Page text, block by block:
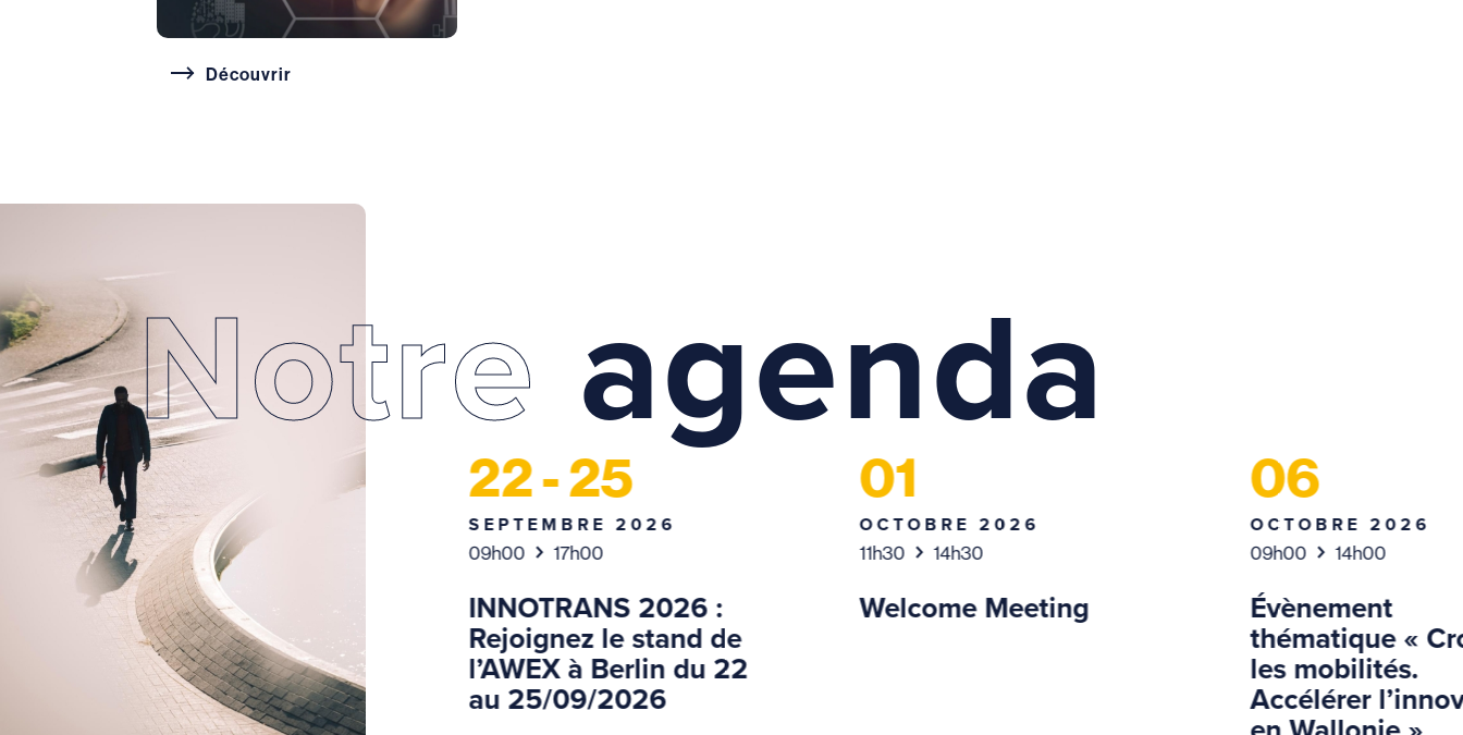
Découvrir
Notre agenda
15
SEPTEMBRE 2026
09h00 14h00
Construisons
ensemble les
prochaines priorités de
Logistics in Wallonia
22 - 25
SEPTEMBRE 2026
09h00 17h00
INNOTRANS 2026 :
Rejoignez le stand de
l’AWEX à Berlin du 22
au 25/09/2026
01
OCTOBRE 2026
11h30 14h30
Welcome Meeting
06
OCTOBRE 2026
09h00 14h00
Évènement
thématique «
les mobilités.
Accélérer